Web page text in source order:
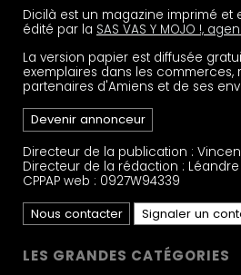
Dicilà est un magazine imprimé et
édité par la SAS VAS Y MOJO !,
La version papier est diffusée
exemplaires dans les commerces,
partenaires d'Amiens et de ses
Devenir annonceur
Directeur de la publication :
Directeur de la rédaction :
CPPAP web : 0927W94339
Nous contacter
Signaler un
LES GRANDES CATÉGORIES